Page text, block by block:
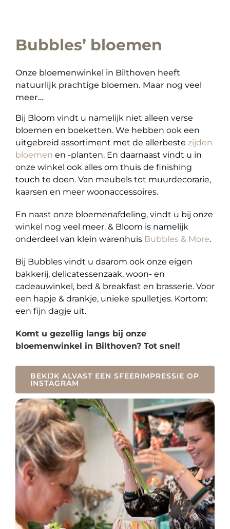
Bubbles’ bloemen
Onze bloemenwinkel in Bilthoven heeft
natuurlijk prachtige bloemen. Maar nog veel
meer…
Bij Bloom vindt u namelijk niet alleen verse
bloemen en boeketten. We hebben ook een
uitgebreid assortiment met de allerbeste zijden
bloemen en -planten. En daarnaast vindt u in
onze winkel ook alles om thuis de finishing
touch te doen. Van meubels tot muurdecorarie,
kaarsen en meer woonaccessoires.
En naast onze bloemenafdeling, vindt u bij onze
winkel nog veel meer. & Bloom is namelijk
onderdeel van klein warenhuis Bubbles & More.
Bij Bubbles vindt u daarom ook onze eigen
bakkerij, delicatessenzaak, woon- en
cadeauwinkel, bed & breakfast en brasserie. Voor
een hapje & drankje, unieke spulletjes. Kortom:
een fijn dagje uit.
Komt u gezellig langs bij onze
bloemenwinkel in Bilthoven? Tot snel!
BEKIJK ALVAST EEN SFEERIMPRESSIE OP
INSTAGRAM